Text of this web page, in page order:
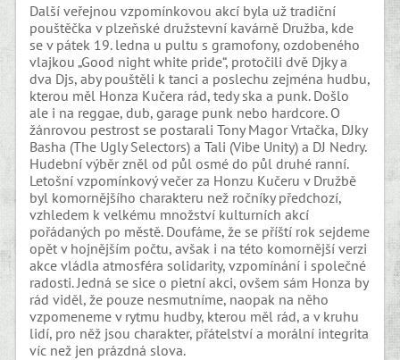
Další veřejnou vzpomínkovou akcí byla už tradiční
pouštěčka v plzeňské družstevní kavárně Družba, kde
se v pátek 19. ledna u pultu s gramofony, ozdobeného
vlajkou „Good night white pride“, protočili dvě Djky a
dva Djs, aby pouštěli k tanci a poslechu zejména hudbu,
kterou měl Honza Kučera rád, tedy ska a punk. Došlo
ale i na reggae, dub, garage punk nebo hardcore. O
žánrovou pestrost se postarali Tony Magor Vrtačka, DJky
Basha (The Ugly Selectors) a Tali (Vibe Unity) a DJ Nedry.
Hudební výběr zněl od půl osmé do půl druhé ranní.
Letošní vzpomínkový večer za Honzu Kučeru v Družbě
byl komornějšího charakteru než ročníky předchozí,
vzhledem k velkému množství kulturních akcí
pořádaných po městě. Doufáme, že se příští rok sejdeme
opět v hojnějším počtu, avšak i na této komornější verzi
akce vládla atmosféra solidarity, vzpomínání i společné
radosti. Jedná se sice o pietní akci, ovšem sám Honza by
rád viděl, že pouze nesmutníme, naopak na něho
vzpomeneme v rytmu hudby, kterou měl rád, a v kruhu
lidí, pro něž jsou charakter, přátelství a morální integrita
víc než jen prázdná slova.